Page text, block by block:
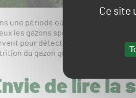
Ce site
une période où les données et
les gazons sportifs, les déchets
pour détecter la présence de
du gazon grâce à l’analyse de
de lire la